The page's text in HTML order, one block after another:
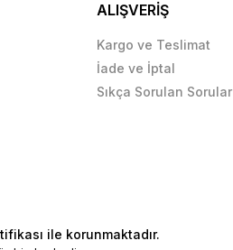
ALIŞVERİŞ
Kargo ve Teslimat
İade ve İptal
Sıkça Sorulan Sorular
ile korunmaktadır.